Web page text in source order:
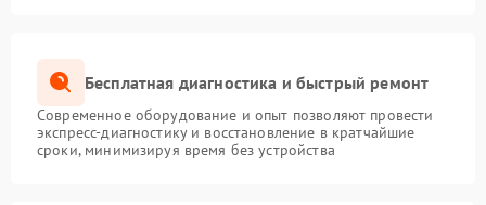
Бесплатная диагностика и быстрый ремонт
Современное оборудование и опыт позволяют провести
экспресс-диагностику и восстановление в кратчайшие
сроки, минимизируя время без устройства